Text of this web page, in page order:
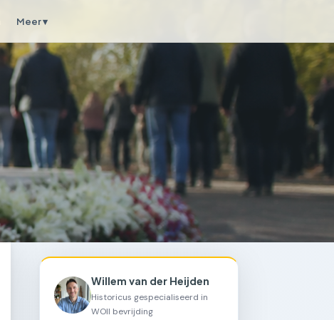
Meer ▾
Willem van der Heijden
Historicus gespecialiseerd in
WOII bevrijding